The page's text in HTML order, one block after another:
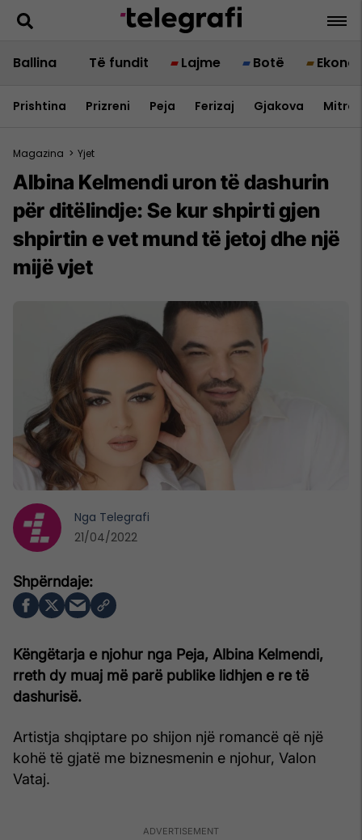
Ballina Të fundit Lajme Botë
Prishtina Prizreni Peja Ferizaj Gjakova
Magazina > Yjet
Albina Kelmendi uron të dashurin
për ditëlindje: Se kur shpirti gjen
shpirtin e vet mund të jetoj dhe një
mijë vjet
Këngëtarja e njohur nga Peja, Albina Kelmendi,
rreth dy muaj më parë publike lidhjen e re të
dashurisë.
Artistja shqiptare po shijon një romancë që një
kohë të gjatë me biznesmenin e njohur, Valon
Vataj.
Nga Telegrafi
21/04/2022